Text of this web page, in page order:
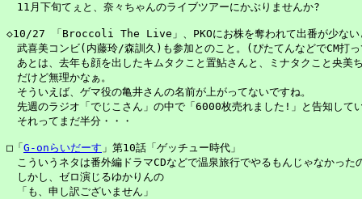
11月下旬てぇと、奈々ちゃんのライブツアーにかぶりませんか?
◇10/27 「Broccoli The Live」、PKOにお株を奪われて出番が少ない
武喜美コンビ(内藤玲/森訓久)も参加とのこと。(ぴたてんなどでCM打
あとは、去年も顔を出したキムタクこと置鮎さんと、ミナタクこと央美
だけど無理かなぁ。
そういえば、ゲマ役の亀井さんの名前が上がってないですね。
先週のラジオ「でじこさん」の中で「6000枚売れました!」と告知して
それってまだ半分・・・
□「 G-onらいだーす 」第10話「ゲッチュー時代」
こういうネタは番外編ドラマCDなどで温泉旅行でやるもんじゃなかった
しかし、ゼロ演じるゆかりんの
「も、申し訳ございません」